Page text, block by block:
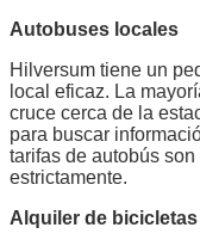
Autobuses locales
Hilversum tiene un
local eficaz. La
cruce cerca de la
para buscar
tarifas de autobús
estrictamente.
Alquiler de bicicletas